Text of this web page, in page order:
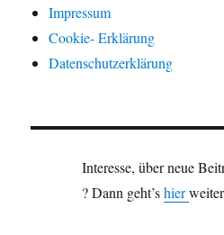
Impressum
Cookie- Erklärung
Datenschutzerklärung
Interesse, über neue
? Dann geht’shier